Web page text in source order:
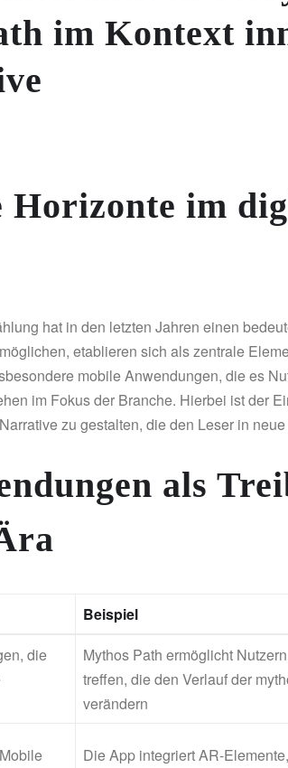
im Kontext
Horizonte im
hat in den letzten Jahren einen
etablieren sich als zentrale
mobile Anwendungen, die es
im Fokus der Branche. Hierbei ist der
zu gestalten, die den Leser in
als
Beispiel
die
Mythos Path ermöglicht
treffen, die den Verlauf der
verändern
Die App integriert AR-